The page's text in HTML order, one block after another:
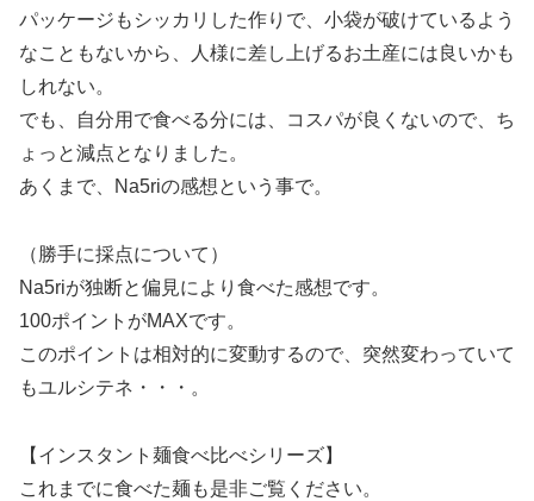
パッケージもシッカリした作りで、小袋が破けているよう
なこともないから、人様に差し上げるお土産には良いかも
しれない。
でも、自分用で食べる分には、コスパが良くないので、ち
ょっと減点となりました。
あくまで、Na5riの感想という事で。
（勝手に採点について）
Na5riが独断と偏見により食べた感想です。
100ポイントがMAXです。
このポイントは相対的に変動するので、突然変わっていて
もユルシテネ・・・。
【インスタント麺食べ比べシリーズ】
これまでに食べた麺も是非ご覧ください。